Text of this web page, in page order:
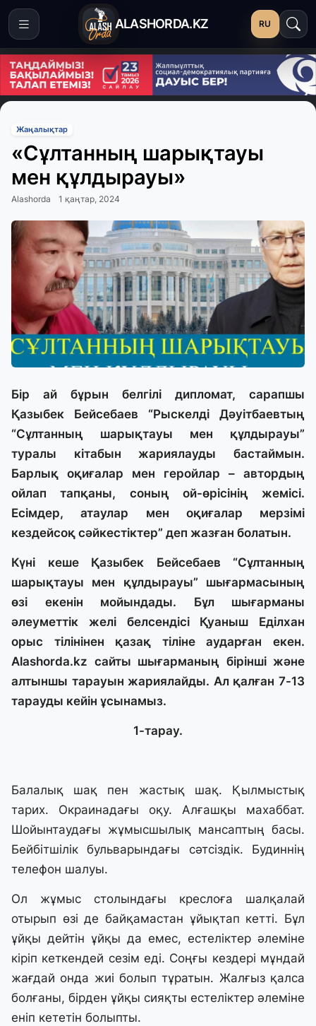
ALASHORDA.KZ RU
Жаңалықтар
«Сұлтанның шарықтауы
мен құлдырауы»
Alashorda 1 қаңтар, 2024
Бір ай бұрын белгілі дипломат, сарапшы
Қазыбек Бейсебаев “Рыскелді Дәуітбаевтың
“Сұлтанның шарықтауы мен құлдырауы”
туралы кітабын жариялауды бастаймын.
Барлық оқиғалар мен геройлар – автордың
ойлап тапқаны, соның ой-өрісінің жемісі.
Есімдер, атаулар мен оқиғалар мерзімі
кездейсоқ сәйкестіктер” деп жазған болатын.
Күні кеше Қазыбек Бейсебаев “Сұлтанның
шарықтауы мен құлдырауы” шығармасының
өзі екенін мойындады. Бұл шығарманы
әлеуметтік желі белсендісі Қуаныш Еділхан
орыс тілінінен қазақ тіліне аударған екен.
Аlashorda.kz сайты шығарманың бірінші және
алтыншы тарауын жариялайды. Ал қалған 7-13
тарауды кейін ұсынамыз.
1-тарау.
Балалық шақ пен жастық шақ. Қылмыстық
тарих. Окраинадағы оқу. Алғашқы махаббат.
Шойынтаудағы жұмысшылық мансаптың басы.
Бейбітшілік бульварындағы сәтсіздік. Будиннің
телефон шалуы.
Ол жұмыс столындағы креслоға шалқалай
отырып өзі де байқамастан ұйықтап кетті. Бұл
ұйқы дейтін ұйқы да емес, естеліктер әлеміне
кіріп кеткендей сезім еді. Соңғы кездері мұндай
жағдай онда жиі болып тұратын. Жалғыз қалса
болғаны, бірден ұйқы сияқты естеліктер әлеміне
еніп кететін болыпты.